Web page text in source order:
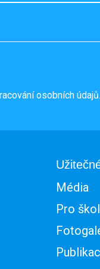
osobních údajů.
Média
Pro